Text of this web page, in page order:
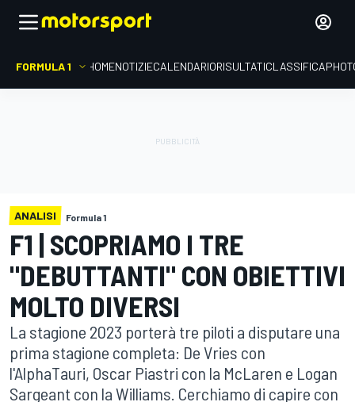
FORMULA 1 HOMENOTIZIECALENDARIORISULTATICLASSIFICA
ANALISI Formula 1
F1 | SCOPRIAMO I TRE
"DEBUTTANTI" CON OBIETTIVI
MOLTO DIVERSI
La stagione 2023 porterà tre piloti a disputare una
prima stagione completa: De Vries con
l'AlphaTauri, Oscar Piastri con la McLaren e Logan
Sargeant con la Williams. Cerchiamo di capire con